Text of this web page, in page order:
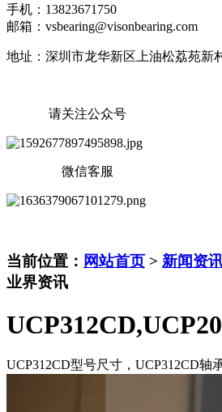
手机：13823671750
邮箱：vsbearing@visonbearing.com
地址：深圳市龙华新区上油松荔苑新
请关注公众号
微信客服
当前位置： 网站首页 > 新闻资
业界资讯
UCP312CD型号尺寸，UCP312CD轴